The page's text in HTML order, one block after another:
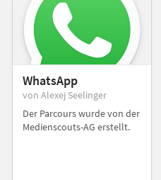
WhatsApp
von Alexej Seelinger
Der Parcours wurde von der
Medienscouts-AG erstellt.